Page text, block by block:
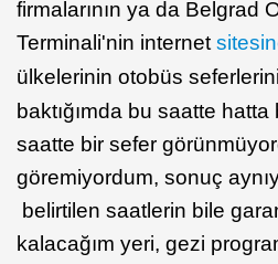
firmalarının ya da Belgrad
Terminali'nin internet
ülkelerinin otobüs
baktığımda bu saatte hatta
saatte bir sefer
göremiyordum, sonuç
belirtilen saatlerin bile
kalacağım yeri, gezi